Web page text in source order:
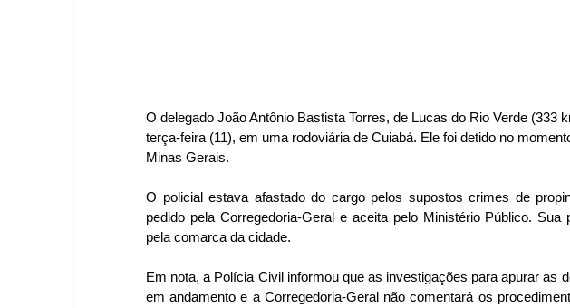
O delegado João Antônio Bastista Torres, de Lucas do Rio Verde (333
terça-feira (11), em uma rodoviária de Cuiabá. Ele foi detido no
Minas Gerais.
O policial estava afastado do cargo pelos supostos crimes de
pedido pela Corregedoria-Geral e aceita pelo Ministério Público. Sua
pela comarca da cidade.
Em nota, a Polícia Civil informou que as investigações para apurar as
em andamento e a Corregedoria-Geral não comentará os